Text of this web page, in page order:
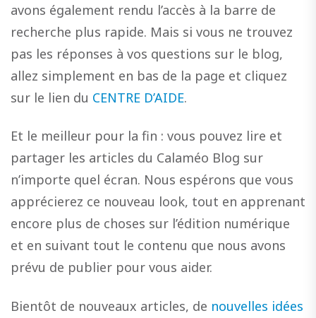
avons également rendu l’accès à la barre de
recherche plus rapide. Mais si vous ne trouvez
pas les réponses à vos questions sur le blog,
allez simplement en bas de la page et cliquez
sur le lien du CENTRE D’AIDE.
Et le meilleur pour la fin : vous pouvez lire et
partager les articles du Calaméo Blog sur
n’importe quel écran. Nous espérons que vous
apprécierez ce nouveau look, tout en apprenant
encore plus de choses sur l’édition numérique
et en suivant tout le contenu que nous avons
prévu de publier pour vous aider.
Bientôt de nouveaux articles, de nouvelles idées